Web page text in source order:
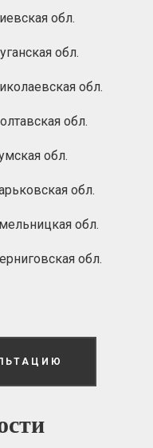
обл.
обл.
обл.
обл.
обл.
обл.
обл.
обл.